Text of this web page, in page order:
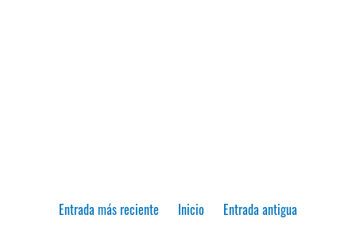
Entrada más reciente Entrada antigua
Inicio